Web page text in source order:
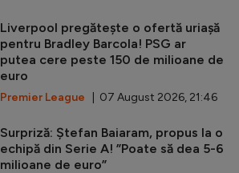
Liverpool pregătește o ofertă uriașă
pentru Bradley Barcola! PSG ar
putea cere peste 150 de milioane de
euro
Premier League | 07 August 2026, 21:46
Surpriză: Ștefan Baiaram, propus la o
echipă din Serie A! ”Poate să dea 5-6
milioane de euro”